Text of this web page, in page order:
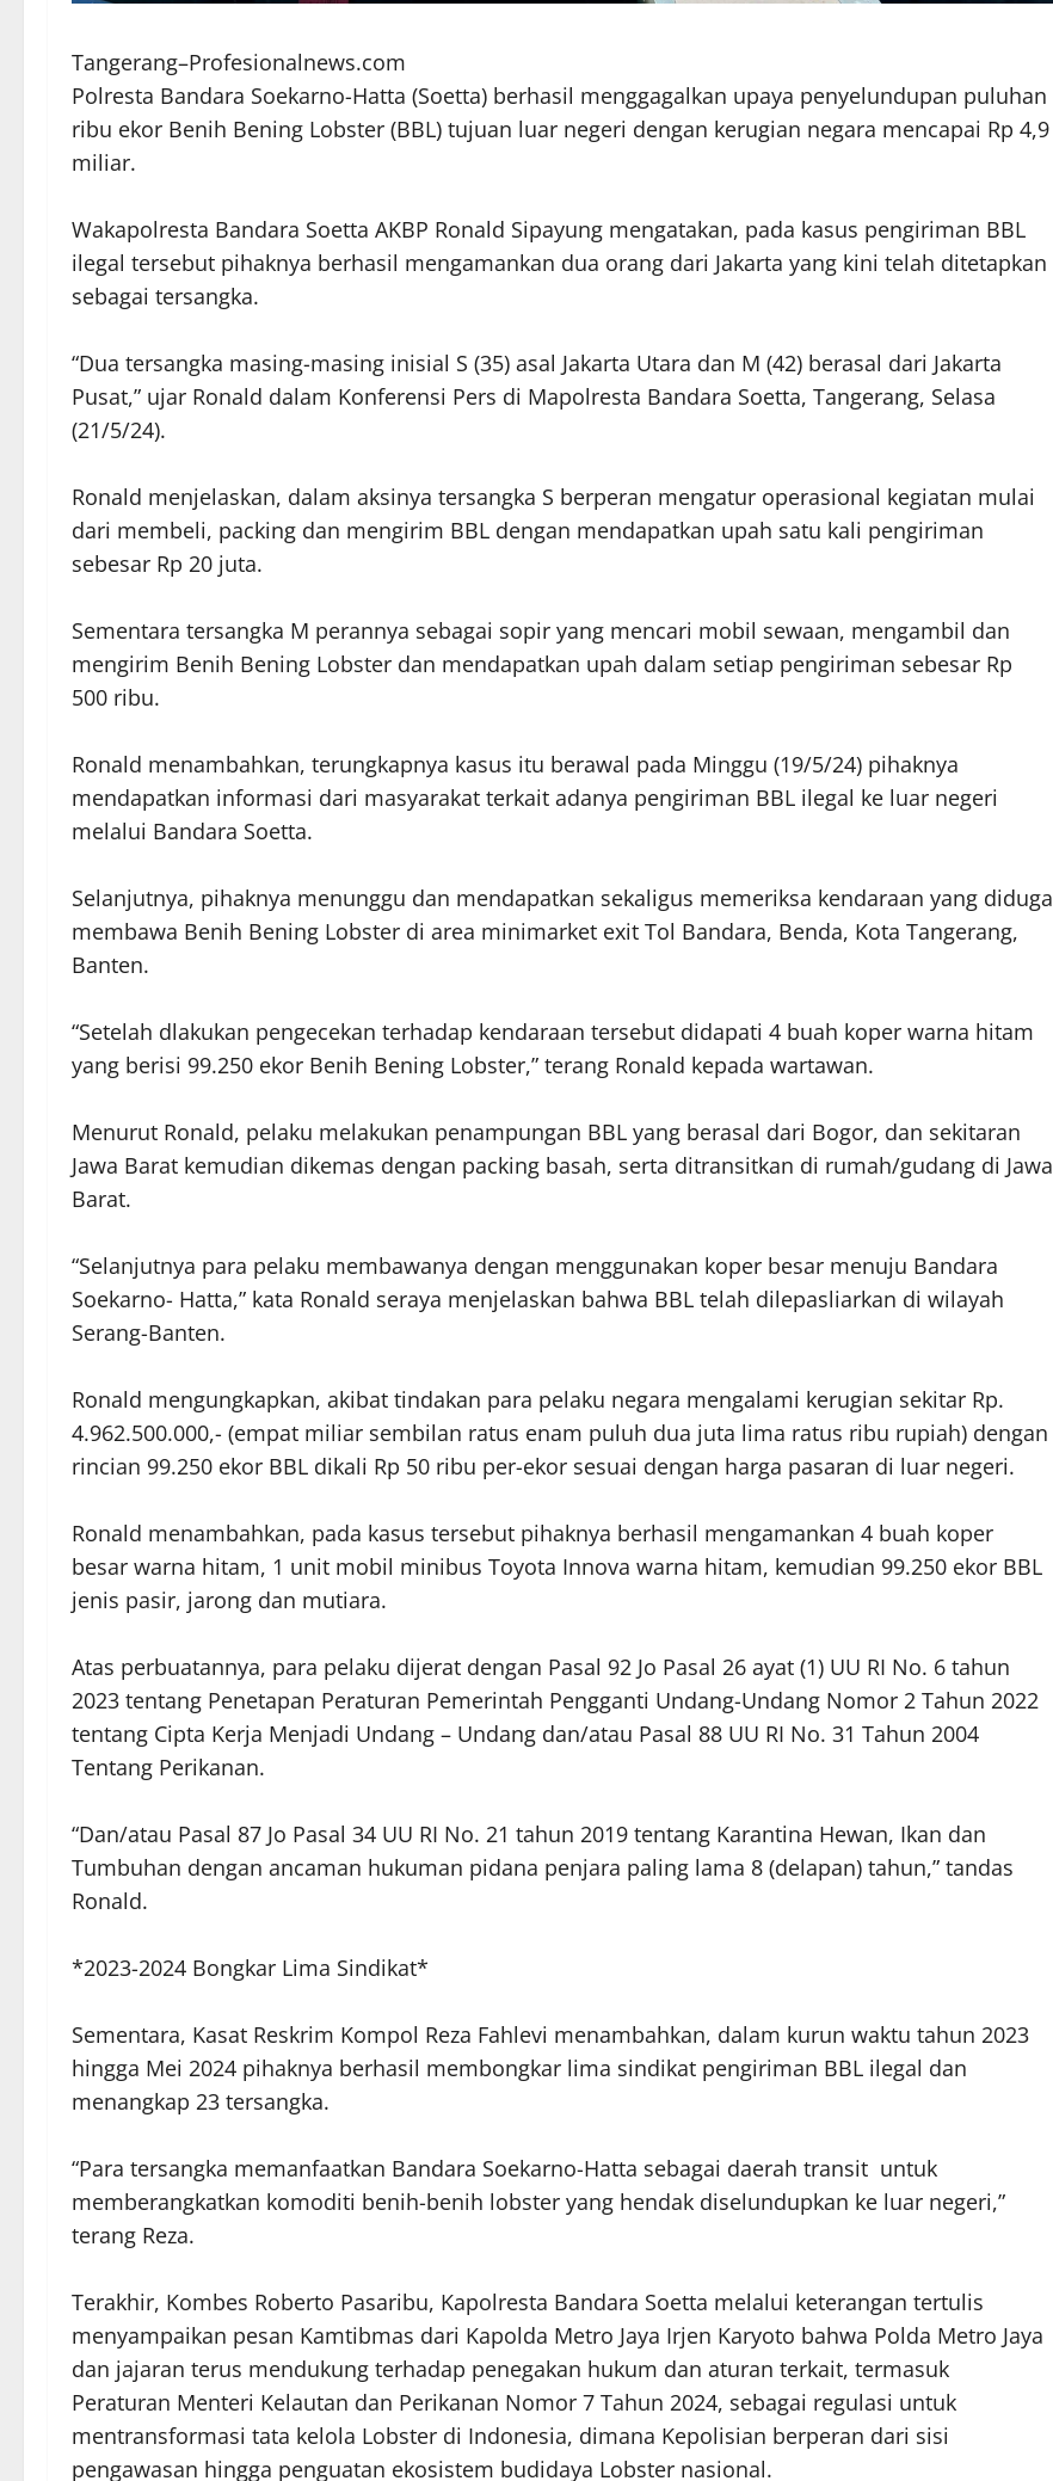
Tangerang–Profesionalnews.com
Polresta Bandara Soekarno-Hatta (Soetta) berhasil menggagalkan upaya penyelundupan puluhan
ribu ekor Benih Bening Lobster (BBL) tujuan luar negeri dengan kerugian negara mencapai Rp 4,9
miliar.
Wakapolresta Bandara Soetta AKBP Ronald Sipayung mengatakan, pada kasus pengiriman BBL
ilegal tersebut pihaknya berhasil mengamankan dua orang dari Jakarta yang kini telah ditetapkan
sebagai tersangka.
“Dua tersangka masing-masing inisial S (35) asal Jakarta Utara dan M (42) berasal dari Jakarta
Pusat,” ujar Ronald dalam Konferensi Pers di Mapolresta Bandara Soetta, Tangerang, Selasa
(21/5/24).
Ronald menjelaskan, dalam aksinya tersangka S berperan mengatur operasional kegiatan mulai
dari membeli, packing dan mengirim BBL dengan mendapatkan upah satu kali pengiriman
sebesar Rp 20 juta.
Sementara tersangka M perannya sebagai sopir yang mencari mobil sewaan, mengambil dan
mengirim Benih Bening Lobster dan mendapatkan upah dalam setiap pengiriman sebesar Rp
500 ribu.
Ronald menambahkan, terungkapnya kasus itu berawal pada Minggu (19/5/24) pihaknya
mendapatkan informasi dari masyarakat terkait adanya pengiriman BBL ilegal ke luar negeri
melalui Bandara Soetta.
Selanjutnya, pihaknya menunggu dan mendapatkan sekaligus memeriksa kendaraan yang diduga
membawa Benih Bening Lobster di area minimarket exit Tol Bandara, Benda, Kota Tangerang,
Banten.
“Setelah dlakukan pengecekan terhadap kendaraan tersebut didapati 4 buah koper warna hitam
yang berisi 99.250 ekor Benih Bening Lobster,” terang Ronald kepada wartawan.
Menurut Ronald, pelaku melakukan penampungan BBL yang berasal dari Bogor, dan sekitaran
Jawa Barat kemudian dikemas dengan packing basah, serta ditransitkan di rumah/gudang di Jawa
Barat.
“Selanjutnya para pelaku membawanya dengan menggunakan koper besar menuju Bandara
Soekarno- Hatta,” kata Ronald seraya menjelaskan bahwa BBL telah dilepasliarkan di wilayah
Serang-Banten.
Ronald mengungkapkan, akibat tindakan para pelaku negara mengalami kerugian sekitar Rp.
4.962.500.000,- (empat miliar sembilan ratus enam puluh dua juta lima ratus ribu rupiah) dengan
rincian 99.250 ekor BBL dikali Rp 50 ribu per-ekor sesuai dengan harga pasaran di luar negeri.
Ronald menambahkan, pada kasus tersebut pihaknya berhasil mengamankan 4 buah koper
besar warna hitam, 1 unit mobil minibus Toyota Innova warna hitam, kemudian 99.250 ekor BBL
jenis pasir, jarong dan mutiara.
Atas perbuatannya, para pelaku dijerat dengan Pasal 92 Jo Pasal 26 ayat (1) UU RI No. 6 tahun
2023 tentang Penetapan Peraturan Pemerintah Pengganti Undang-Undang Nomor 2 Tahun 2022
tentang Cipta Kerja Menjadi Undang – Undang dan/atau Pasal 88 UU RI No. 31 Tahun 2004
Tentang Perikanan.
“Dan/atau Pasal 87 Jo Pasal 34 UU RI No. 21 tahun 2019 tentang Karantina Hewan, Ikan dan
Tumbuhan dengan ancaman hukuman pidana penjara paling lama 8 (delapan) tahun,” tandas
Ronald.
*2023-2024 Bongkar Lima Sindikat*
Sementara, Kasat Reskrim Kompol Reza Fahlevi menambahkan, dalam kurun waktu tahun 2023
hingga Mei 2024 pihaknya berhasil membongkar lima sindikat pengiriman BBL ilegal dan
menangkap 23 tersangka.
“Para tersangka memanfaatkan Bandara Soekarno-Hatta sebagai daerah transit untuk
memberangkatkan komoditi benih-benih lobster yang hendak diselundupkan ke luar negeri,”
terang Reza.
Terakhir, Kombes Roberto Pasaribu, Kapolresta Bandara Soetta melalui keterangan tertulis
menyampaikan pesan Kamtibmas dari Kapolda Metro Jaya Irjen Karyoto bahwa Polda Metro Jaya
dan jajaran terus mendukung terhadap penegakan hukum dan aturan terkait, termasuk
Peraturan Menteri Kelautan dan Perikanan Nomor 7 Tahun 2024, sebagai regulasi untuk
mentransformasi tata kelola Lobster di Indonesia, dimana Kepolisian berperan dari sisi
pengawasan hingga penguatan ekosistem budidaya Lobster nasional.